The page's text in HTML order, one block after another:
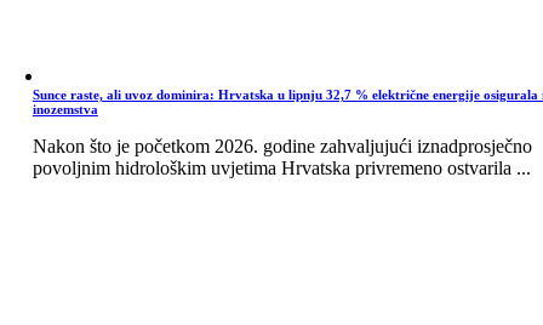
Sunce raste, ali uvoz dominira: Hrvatska u lipnju 32,7 % električne energije osigurala
inozemstva
Nakon što je početkom 2026. godine zahvaljujući iznadprosječno
povoljnim hidrološkim uvjetima Hrvatska privremeno ostvarila ...